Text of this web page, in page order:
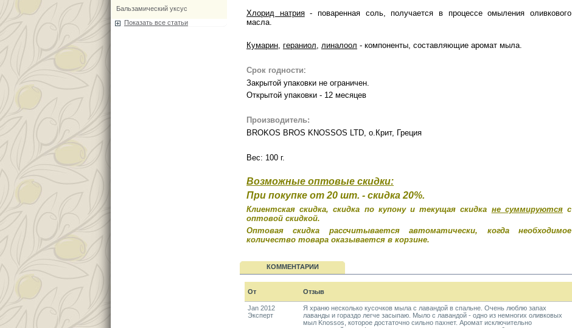
Бальзамический уксус
Показать все статьи
Хлорид натрия- поваренная соль, получается в процессе омыления оливкового
масла.
Кумарин, гераниол, линалоол - компоненты, составляющие аромат мыла.
Срок годности:
Закрытой упаковки не ограничен.
Открытой упаковки - 12 месяцев
Производитель:
BROKOS BROS KNOSSOS LTD, о.Крит, Греция
Вес: 100 г.
Возможные оптовые скидки:
При покупке от 20 шт. - скидка 20%.
Клиентская скидка, скидка по купону и текущая скидка не суммируютсяс
оптовой скидкой.
Оптовая скидка рассчитывается автоматически, когда необходимое
количество товара оказывается в корзине.
КОММЕНТАРИИ
От Отзыв
Jan 2012
Эксперт
Я храню несколько кусочков мыла с лавандой в спальне. Очень люблю запах
лаванды и гораздо легче засыпаю. Мыло с лавандой - одно из немногих оливковых
мыл Knossos, которое достаточно сильно пахнет. Аромат исключительно